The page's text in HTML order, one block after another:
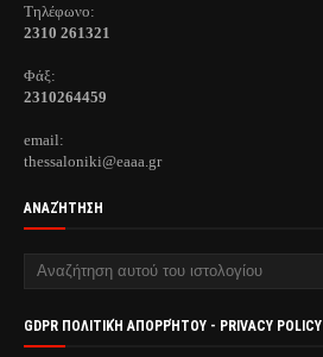
Τηλέφωνo:
2310 261321
Φάξ:
2310264459
email:
thessaloniki@eaaa.gr
ΑΝΑΖΉΤΗΣΗ
GDPR ΠΟΛΙΤΙΚΉ ΑΠΟΡΡΉΤΟΥ - PRIVACY POLICY